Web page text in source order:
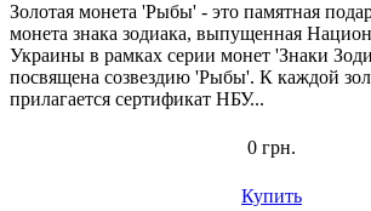
Золотая монета 'Рыбы' - это памятная
монета знака зодиака, выпущенная
Украины в рамках серии монет 'Знаки
посвящена созвездию 'Рыбы'. К каждой
прилагается сертификат НБУ...
0 грн.
Купить